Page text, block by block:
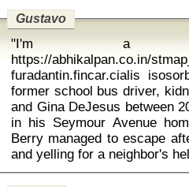
Gustavo
"I'm a
https://abhikalpan.co.in/
furadantin.fincar.cialis
former school bus driver,
and Gina DeJesus between
in his Seymour Avenue
Berry managed to escape